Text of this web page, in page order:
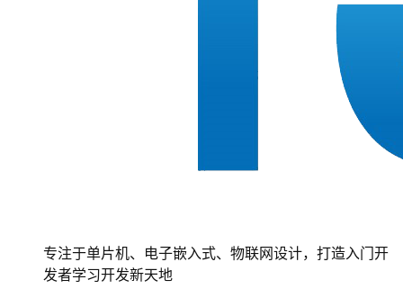
专注于单片机、电子嵌入式、物联网设计，打造入门开
发者学习开发新天地